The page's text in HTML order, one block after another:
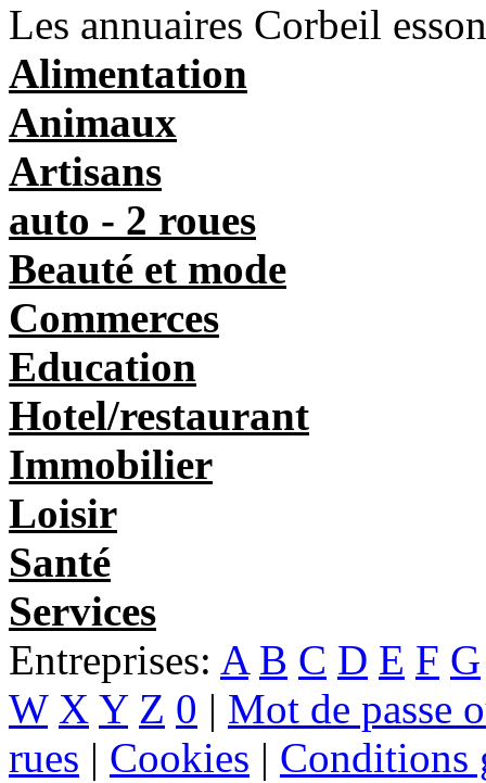
Les annuaires Corbeil
Alimentation
Animaux
Artisans
auto - 2 roues
Beauté et mode
Commerces
Education
Hotel/restaurant
Immobilier
Loisir
Santé
Services
Entreprises: A B C D E F G
W X Y Z 0 | Mot de passe
rues | Cookies | Conditions